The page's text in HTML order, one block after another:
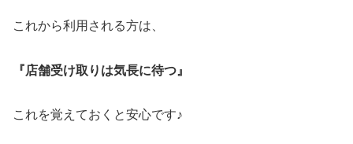
これから利用される方は、
『店舗受け取りは気長に待つ』
これを覚えておくと安心です♪